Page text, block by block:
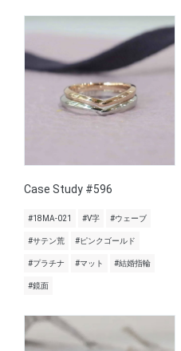
Case Study #596
#18MA-021 #V字 #ウェーブ
#サテン荒 #ピンクゴールド
#プラチナ #マット #結婚指輪
#鏡面